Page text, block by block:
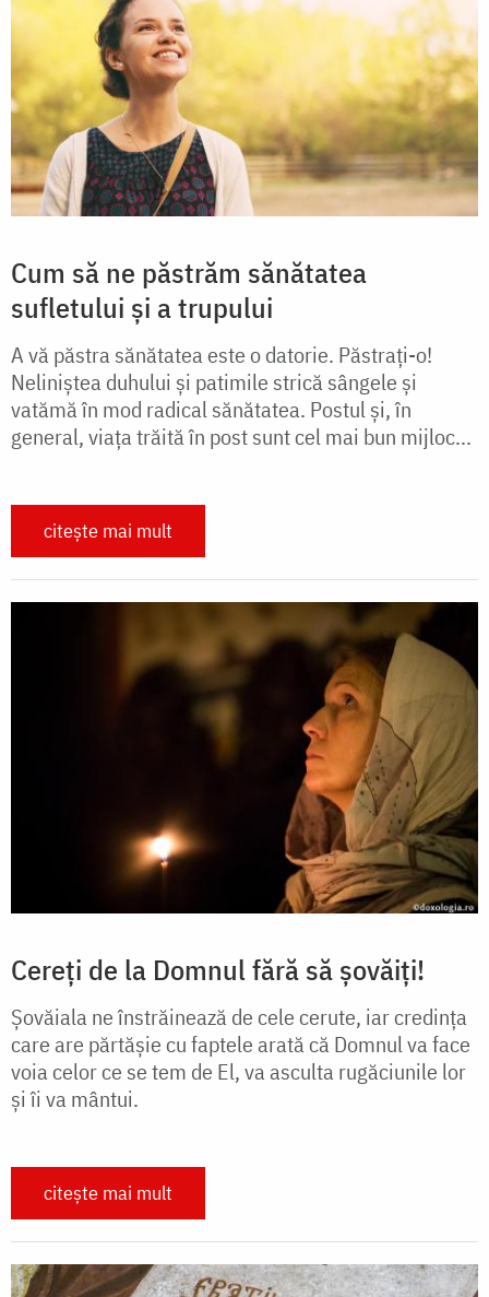
Cum să ne păstrăm sănătatea
sufletului și a trupului
A vă păstra sănătatea este o datorie. Păstrați-o!
Neliniștea duhului și patimile strică sângele și
vatămă în mod radical sănătatea. Postul și, în
general, viața trăită în post sunt cel mai bun mijloc...
citește mai mult
Cereți de la Domnul fără să șovăiți!
Șovăiala ne înstrăinează de cele cerute, iar credința
care are părtășie cu faptele arată că Domnul va face
voia celor ce se tem de El, va asculta rugăciunile lor
și îi va mântui.
citește mai mult